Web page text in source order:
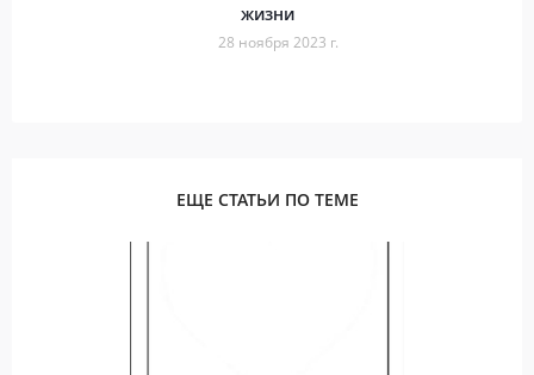
жизни
28 ноября 2023 г.
ЕЩЕ СТАТЬИ ПО ТЕМЕ